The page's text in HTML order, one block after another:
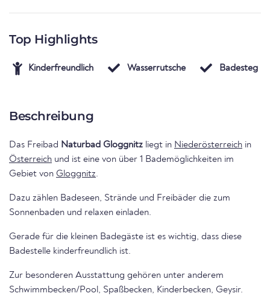
Top Highlights
Kinderfreundlich Wasserrutsche Badesteg
Beschreibung
Das Freibad Naturbad Gloggnitz liegt in Niederösterreich in
Österreich und ist eine von über 1 Bademöglichkeiten im
Gebiet von Gloggnitz.
Dazu zählen Badeseen, Strände und Freibäder die zum
Sonnenbaden und relaxen einladen.
Gerade für die kleinen Badegäste ist es wichtig, dass diese
Badestelle kinderfreundlich ist.
Zur besonderen Ausstattung gehören unter anderem
Schwimmbecken/Pool, Spaßbecken, Kinderbecken, Geysir.